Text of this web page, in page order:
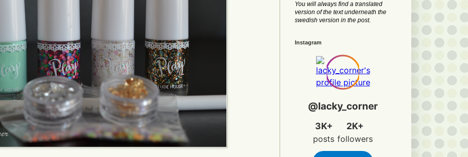
You will always find a translated
version of the text underneath the
swedish version in the post.
Instagram